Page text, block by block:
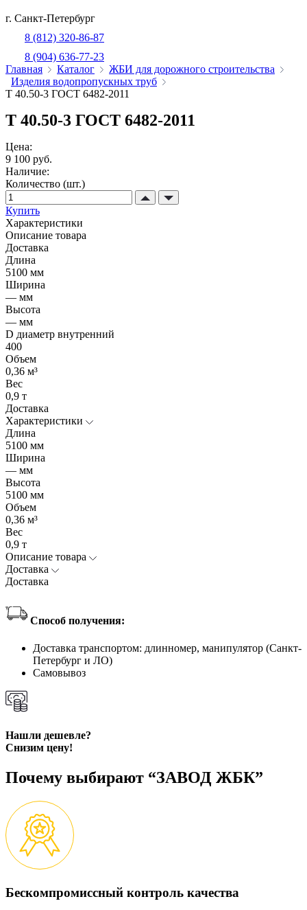
г. Санкт-Петербург
8 (812) 320-86-87
8 (904) 636-77-23
Главная
Каталог
ЖБИ для дорожного строительства
Изделия водопропускных труб
Т 40.50-3 ГОСТ 6482-2011
Т 40.50-3 ГОСТ 6482-2011
Цена:
9 100 руб.
Наличие:
Количество (шт.)
Купить
Характеристики
Описание товара
Доставка
Длина
5100 мм
Ширина
— мм
Высота
— мм
D диаметр внутренний
400
Объем
0,36 м³
Вес
0,9 т
Доставка
Характеристики
Длина
5100 мм
Ширина
— мм
Высота
5100 мм
Объем
0,36 м³
Вес
0,9 т
Описание товара
Доставка
Доставка
Способ получения:
Доставка транспортом: длинномер, манипулятор (Санкт-
Петербург и ЛО)
Самовывоз
Нашли дешевле?
Снизим цену!
Почему выбирают “ЗАВОД ЖБК”
Бескомпромиссный контроль качества